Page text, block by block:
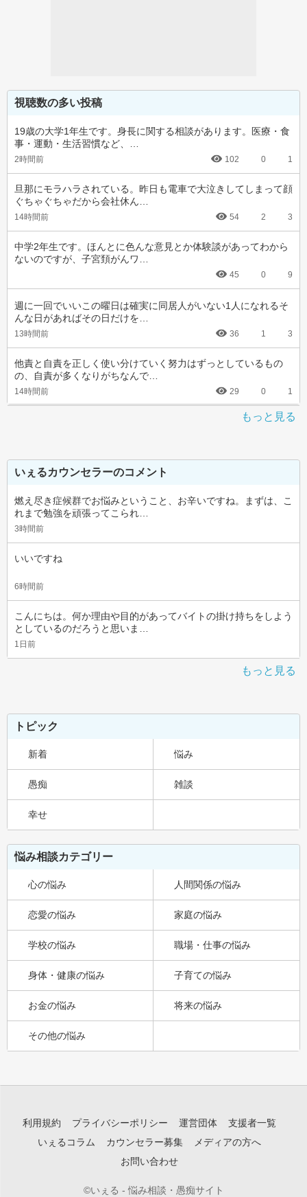
視聴数の多い投稿
19歳の大学1年生です。身長に関する相談があります。医療・食
事・運動・生活習慣など、…
2時間前 102 0 1
旦那にモラハラされている。昨日も電車で大泣きしてしまって顔
ぐちゃぐちゃだから会社休ん…
14時間前 54 2 3
中学2年生です。ほんとに色んな意見とか体験談があってわから
ないのですが、子宮頚がんワ…
45 0 9
週に一回でいいこの曜日は確実に同居人がいない1人になれるそ
んな日があればその日だけを…
13時間前 36 1 3
他責と自責を正しく使い分けていく努力はずっとしているもの
の、自責が多くなりがちなんで…
14時間前 29 0 1
もっと見る
いぇるカウンセラーのコメント
燃え尽き症候群でお悩みということ、お辛いですね。まずは、こ
れまで勉強を頑張ってこられ…
3時間前
いいですね
6時間前
こんにちは。何か理由や目的があってバイトの掛け持ちをしよう
としているのだろうと思いま…
1日前
もっと見る
トピック
新着 悩み
愚痴 雑談
幸せ
悩み相談カテゴリー
心の悩み 人間関係の悩み
恋愛の悩み 家庭の悩み
学校の悩み 職場・仕事の悩み
身体・健康の悩み 子育ての悩み
お金の悩み 将来の悩み
その他の悩み
利用規約 プライバシーポリシー 運営団体
支援者一覧
いぇるコラム
カウンセラー募集
メディアの方へ
お問い合わせ
©いぇる - 悩み相談・愚痴サイト